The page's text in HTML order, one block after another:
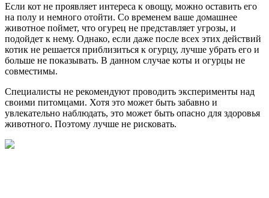
Если кот не проявляет интереса к овощу, можно оставить его
на полу и немного отойти. Со временем ваше домашнее
животное поймет, что огурец не представляет угрозы, и
подойдет к нему. Однако, если даже после всех этих действий
котик не решается приблизиться к огурцу, лучше убрать его и
больше не показывать. В данном случае коты и огурцы не
совместимы.
Специалисты не рекомендуют проводить эксперименты над
своими питомцами. Хотя это может быть забавно и
увлекательно наблюдать, это может быть опасно для здоровья
животного. Поэтому лучше не рисковать.